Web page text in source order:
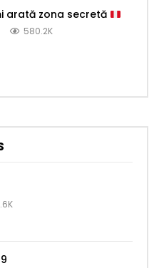
arată zona secretă
580.2K